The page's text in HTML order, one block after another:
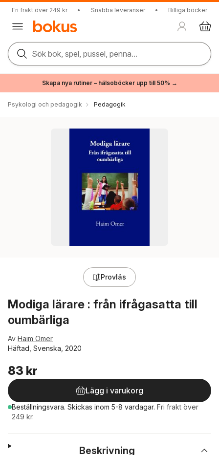
Fri frakt över 249 kr • Snabba leveranser • Billiga böcker
Sök bok, spel, pussel, penna...
Skapa nya rutiner – hälsoböcker upp till 50% →
Psykologi och pedagogik Pedagogik
Provläs
Modiga lärare : från ifrågasatta till
oumbärliga
Av Haim Omer
Häftad, Svenska, 2020
83 kr
Lägg i varukorg
Beställningsvara. Skickas inom 5-8 vardagar. Fri frakt över
249 kr.
Beskrivning